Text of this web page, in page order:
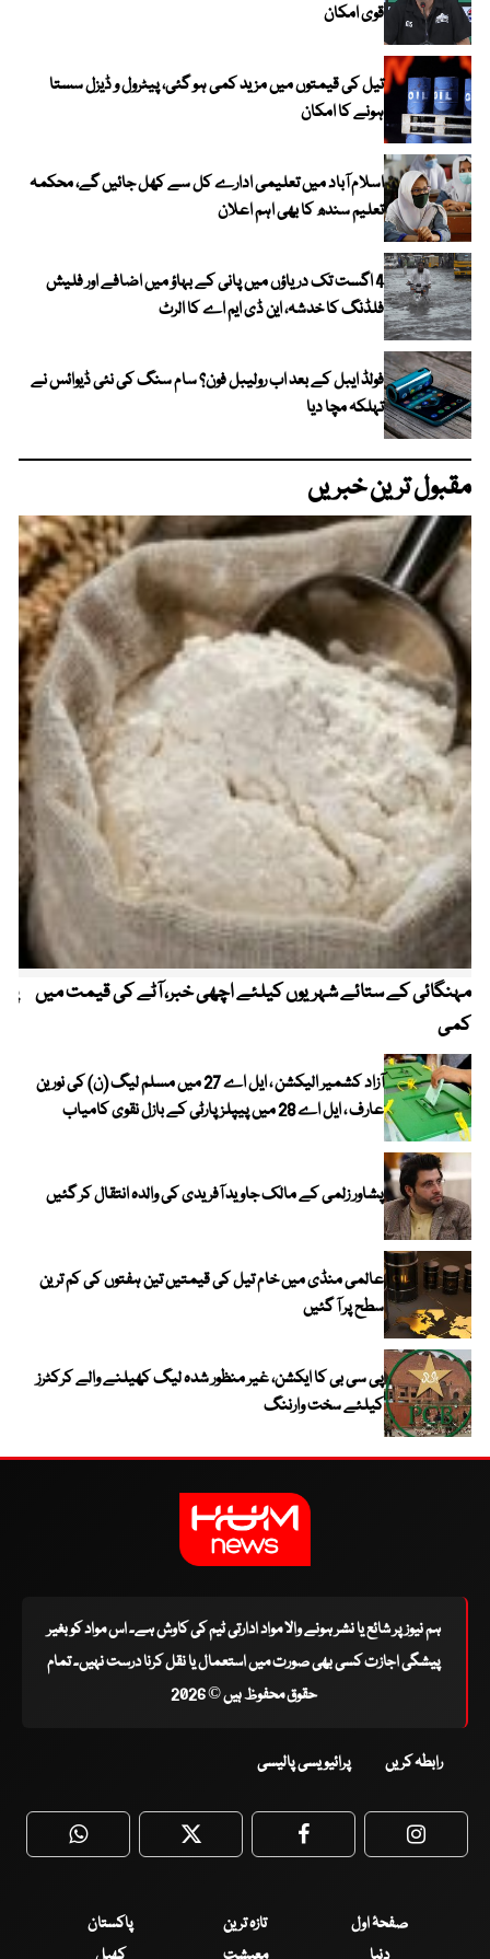
قوی امکان
تیل کی قیمتوں میں مزید کمی ہو گئی، پیٹرول و ڈیزل سستا
ہونے کا امکان
اسلام آباد میں تعلیمی ادارے کل سے کھل جائیں گے، محکمہ
تعلیم سندھ کا بھی اہم اعلان
4 اگست تک دریاؤں میں پانی کے بہاؤ میں اضافے اور فلیش
فلڈنگ کا خدشہ، این ڈی ایم اے کا الرٹ
فولڈ ایبل کے بعد اب رولیبل فون؟ سام سنگ کی نئی ڈیوائس نے
تہلکہ مچا دیا
مقبول ترین خبریں
مہنگائی کے ستائے شہریوں کیلئے اچھی خبر، آٹے کی قیمت میں
کمی
آزاد کشمیر الیکشن ، ایل اے 27 میں مسلم لیگ (ن) کی نورین
عارف ، ایل اے 28 میں پیپلز پارٹی کے بازل نقوی کامیاب
پشاور زلمی کے مالک جاوید آفریدی کی والدہ انتقال کر گئیں
عالمی منڈی میں خام تیل کی قیمتیں تین ہفتوں کی کم ترین
سطح پر آ گئیں
پی سی بی کا ایکشن، غیر منظور شدہ لیگ کھیلنے والے کرکٹرز
کیلئے سخت وارننگ
ہم نیوز پر شائع یا نشر ہونے والا مواد ادارتی ٹیم کی کاوش ہے۔ اس مواد کو بغیر
پیشگی اجازت کسی بھی صورت میں استعمال یا نقل کرنا درست نہیں۔ تمام
حقوق محفوظ ہیں © 2026
رابطہ کریں پرائیویسی پالیسی
WhatsApp Twitter Facebook
صفحۂ اول تازہ ترین
پاکستان